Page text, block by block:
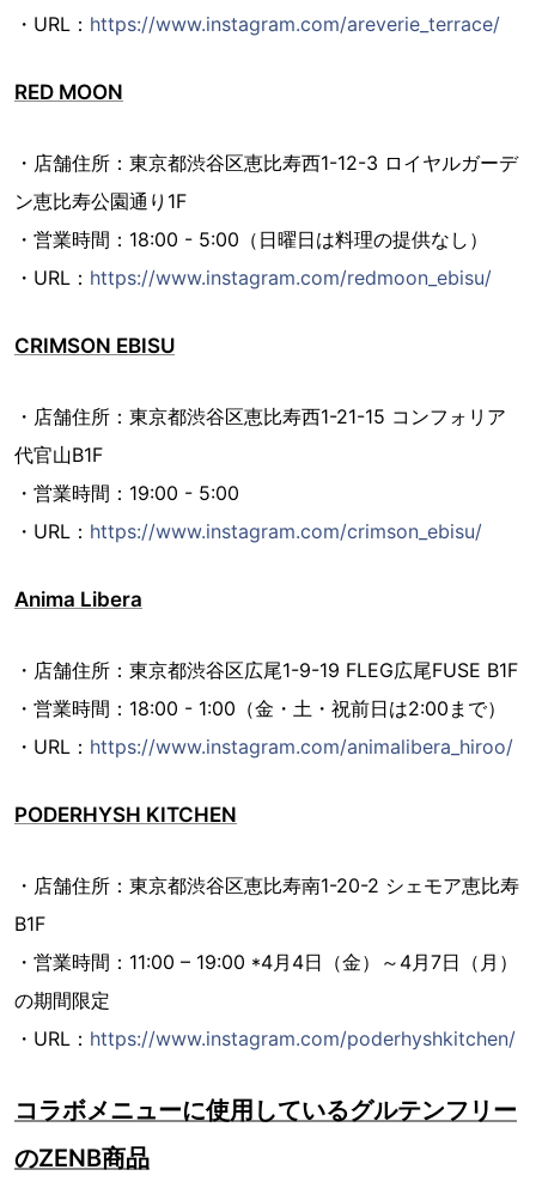
・URL： https://www.instagram.com/areverie_terrace/
RED MOON
・店舗住所：東京都渋谷区恵比寿西1-12-3 ロイヤルガーデ
ン恵比寿公園通り1F
・営業時間：18:00 - 5:00（日曜日は料理の提供なし）
・URL： https://www.instagram.com/redmoon_ebisu/
CRIMSON EBISU
・店舗住所：東京都渋谷区恵比寿西1-21-15 コンフォリア
代官山B1F
・営業時間：19:00 - 5:00
・URL： https://www.instagram.com/crimson_ebisu/
Anima Libera
・店舗住所：東京都渋谷区広尾1-9-19 FLEG広尾FUSE B1F
・営業時間：18:00 - 1:00（金・土・祝前日は2:00まで）
・URL： https://www.instagram.com/animalibera_hiroo/
PODERHYSH KITCHEN
・店舗住所：東京都渋谷区恵比寿南1-20-2 シェモア恵比寿
B1F
・営業時間：11:00 – 19:00 *4月4日（金）～4月7日（月）
の期間限定
・URL： https://www.instagram.com/poderhyshkitchen/
コラボメニューに使用しているグルテンフリー
のZENB商品